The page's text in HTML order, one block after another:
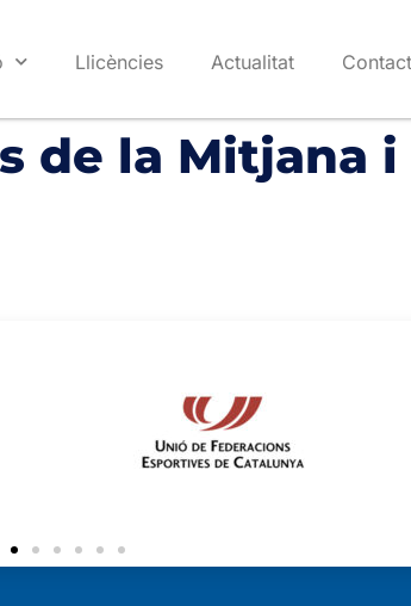
Llicències Actualitat
de la Mitjana